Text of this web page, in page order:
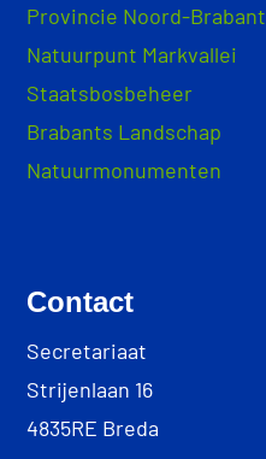
Provincie Noord-Brabant
Natuurpunt Markvallei
Staatsbosbeheer
Brabants Landschap
Natuurmonumenten
Contact
Secretariaat
Strijenlaan 16
4835RE Breda